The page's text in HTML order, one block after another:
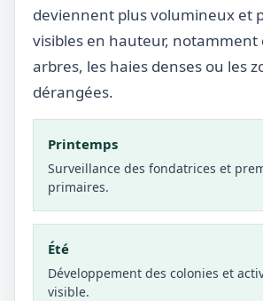
deviennent plus volumineux et
visibles en hauteur, notamment
arbres, les haies denses ou les
dérangées.
Printemps
Surveillance des fondatrices et
primaires.
Été
Développement des colonies et
visible.